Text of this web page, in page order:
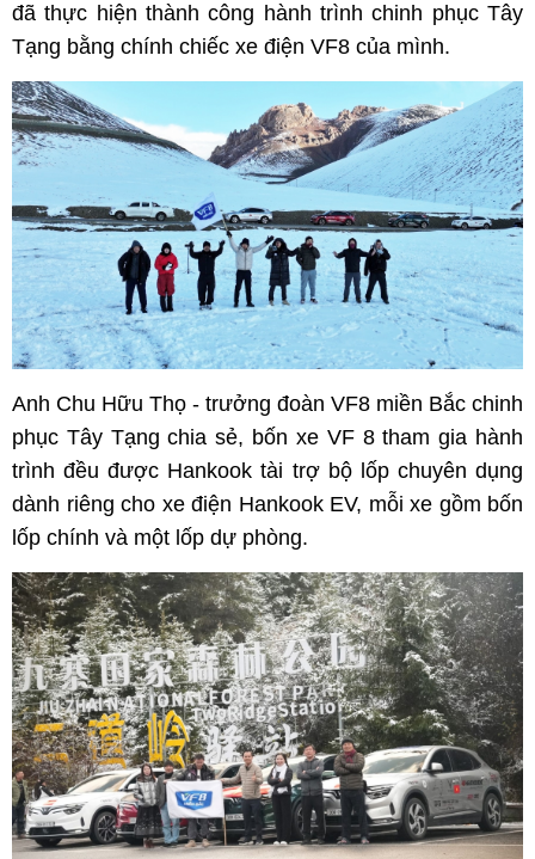
đã thực hiện thành công hành trình chinh phục Tây
Tạng bằng chính chiếc xe điện VF8 của mình.
Anh Chu Hữu Thọ - trưởng đoàn VF8 miền Bắc chinh
phục Tây Tạng chia sẻ, bốn xe VF 8 tham gia hành
trình đều được Hankook tài trợ bộ lốp chuyên dụng
dành riêng cho xe điện Hankook EV, mỗi xe gồm bốn
lốp chính và một lốp dự phòng.